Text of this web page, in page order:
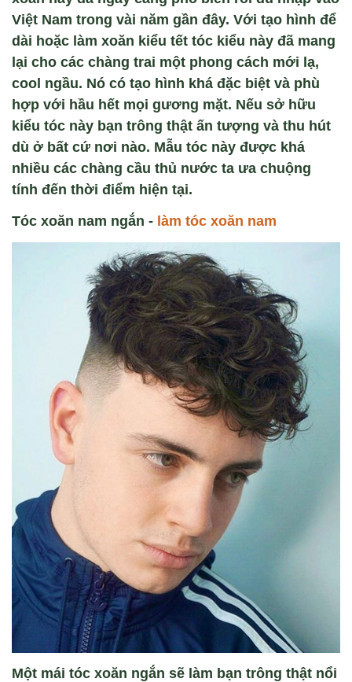
Việt Nam trong vài năm gần đây. Với tạo hình để
dài hoặc làm xoăn kiểu tết tóc kiểu này đã mang
lại cho các chàng trai một phong cách mới lạ,
cool ngầu. Nó có tạo hình khá đặc biệt và phù
hợp với hầu hết mọi gương mặt. Nếu sở hữu
kiểu tóc này bạn trông thật ấn tượng và thu hút
dù ở bất cứ nơi nào. Mẫu tóc này được khá
nhiều các chàng cầu thủ nước ta ưa chuộng
tính đến thời điểm hiện tại.
Tóc xoăn nam ngắn - làm tóc xoăn nam
Một mái tóc xoăn ngắn sẽ làm bạn trông thật nổi